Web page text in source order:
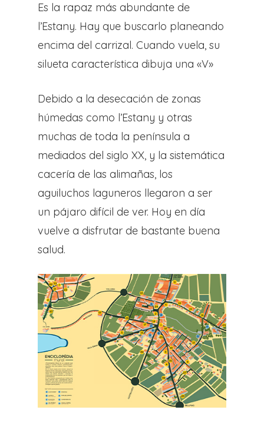
Es la rapaz más abundante de
l’Estany. Hay que buscarlo planeando
encima del carrizal. Cuando vuela, su
silueta característica dibuja una «V»
Debido a la desecación de zonas
húmedas como l’Estany y otras
muchas de toda la península a
mediados del siglo XX, y la sistemática
cacería de las alimañas, los
aguiluchos laguneros llegaron a ser
un pájaro difícil de ver. Hoy en día
vuelve a disfrutar de bastante buena
salud.
Vallverd
CAT
Pg. Felip Rodés, 11, 25260
Lleida